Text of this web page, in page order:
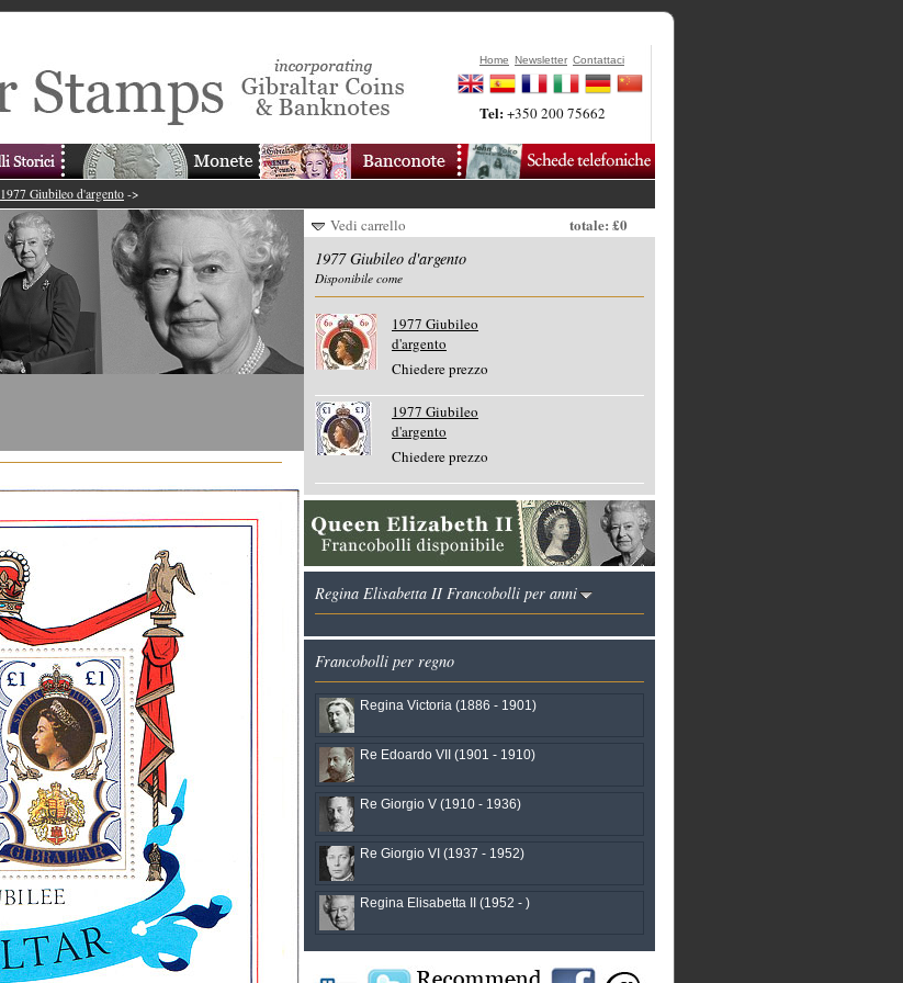
Home Newsletter Contattaci
Tel:+350 200 75662
1977 Giubileo d'argento ->
Vedi carrello
totale: £0
1977 Giubileo d'argento
Disponibile come
1977 Giubileo
d'argento
Chiedere prezzo
1977 Giubileo
d'argento
Chiedere prezzo
Regina Elisabetta II Francobolli per anni
Francobolli per regno
Regina Victoria (1886 - 1901)
Re Edoardo VII (1901 - 1910)
Re Giorgio V (1910 - 1936)
Re Giorgio VI (1937 - 1952)
Regina Elisabetta II (1952 - )